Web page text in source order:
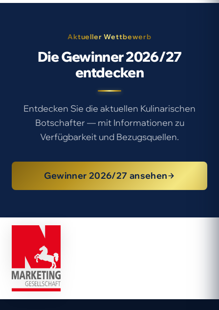
Aktueller Wettbewerb
Die Gewinner 2026/27
entdecken
Entdecken Sie die aktuellen Kulinarischen
Botschafter — mit Informationen zu
Verfügbarkeit und Bezugsquellen.
Gewinner 2026/27 ansehen